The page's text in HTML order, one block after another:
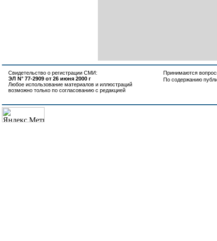
Свидетельство о регистрации СМИ:
ЭЛ N° 77-2909 от 26 июня 2000 г
Любое использование материалов и иллюстраций
возможно только по согласованию с редакцией
Принимаются
По содержанию